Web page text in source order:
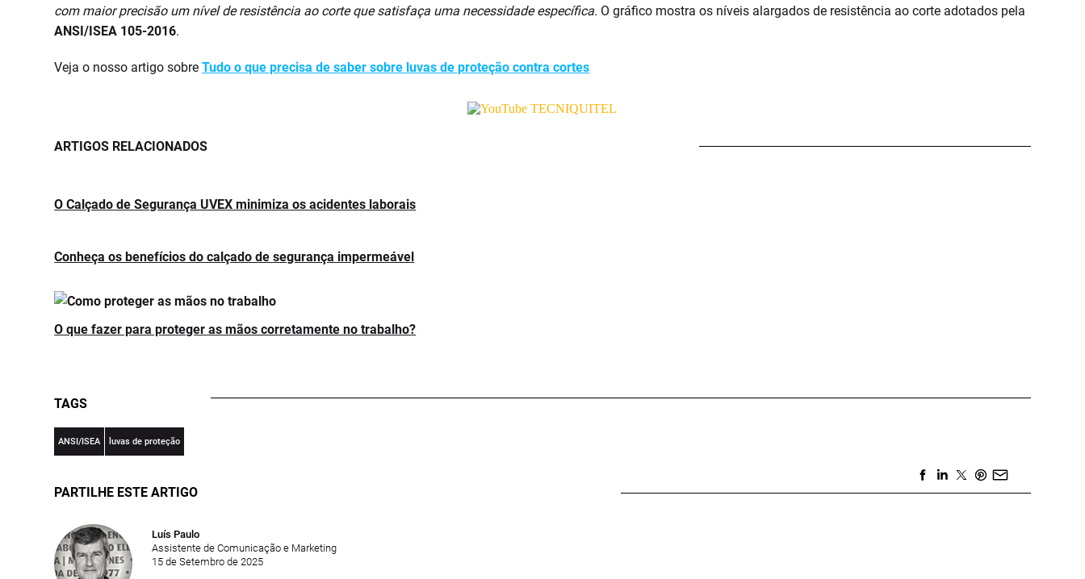
com maior precisão um nível de resistência ao corte que satisfaça uma necessidade específica. O gráfico mostra os níveis alargados de resistência ao corte adotados pela
ANSI/ISEA 105-2016.
Veja o nosso artigo sobreTudo o que precisa de saber sobre luvas de proteção contra cortes
ARTIGOS RELACIONADOS
O Calçado de Segurança UVEX minimiza os acidentes laborais
Conheça os benefícios do calçado de segurança impermeável
O que fazer para proteger as mãos corretamente no trabalho?
TAGS
ANSI/ISEA luvas de proteção
PARTILHE ESTE ARTIGO
Luís Paulo
Assistente de Comunicação e Marketing
15 de Setembro de 2025